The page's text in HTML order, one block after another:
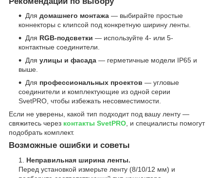
Для домашнего монтажа — выбирайте простые
коннекторы с клипсой под конкретную ширину ленты.
Для RGB-подсветки — используйте 4- или 5-
контактные соединители.
Для улицы и фасада — герметичные модели IP65 и
выше.
Для профессиональных проектов — угловые
соединители и комплектующие из одной серии
SvetPRO, чтобы избежать несовместимости.
Если не уверены, какой тип подходит под вашу ленту —
свяжитесь через контакты SvetPRO, и специалисты помогут
подобрать комплект.
Возможные ошибки и советы
Неправильная ширина ленты.
Перед установкой измерьте ленту (8/10/12 мм) и